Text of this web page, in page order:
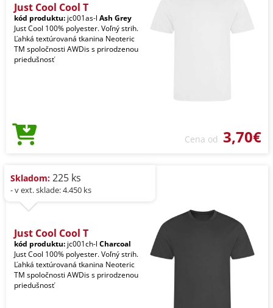
Just Cool Cool T
kód produktu: jc001as-l Ash Grey
Just Cool 100% polyester. Voľný strih.
Ľahká textúrovaná tkanina Neoteric
TM spoločnosti AWDis s prirodzenou
priedušnosť
Cena od 3,70€
Skladom: 225 ks
- v ext. sklade: 4.450 ks
Just Cool Cool T
kód produktu: jc001ch-l Charcoal
Just Cool 100% polyester. Voľný strih.
Ľahká textúrovaná tkanina Neoteric
TM spoločnosti AWDis s prirodzenou
priedušnosť